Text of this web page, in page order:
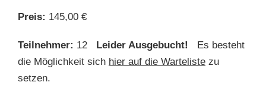
Preis: 145,00 €
Teilnehmer: 12 Leider Ausgebucht!
Es besteht
die Möglichkeit sich hier auf die Wartelistezu
setzen.